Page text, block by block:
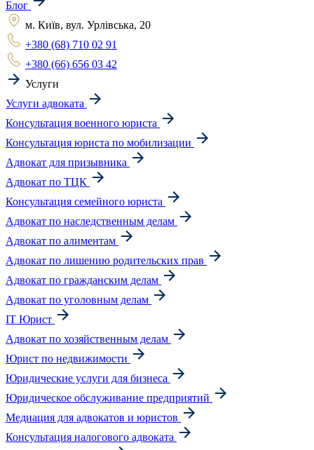
Блог
м. Київ, вул. Урлівська, 20
+380 (68) 710 02 91
+380 (66) 656 03 42
Услуги
Услуги адвоката
Консультация военного юриста
Консультация юриста по мобилизации
Адвокат для призывника
Адвокат по ТЦК
Консультация семейного юриста
Адвокат по наследственным делам
Адвокат по алиментам
Адвокат по лишению родительских прав
Адвокат по гражданским делам
Адвокат по уголовным делам
IT Юрист
Адвокат по хозяйственным делам
Юрист по недвижимости
Юридические услуги для бизнеса
Юридическое обслуживание предприятий
Медиация для адвокатов и юристов
Консультация налогового адвоката